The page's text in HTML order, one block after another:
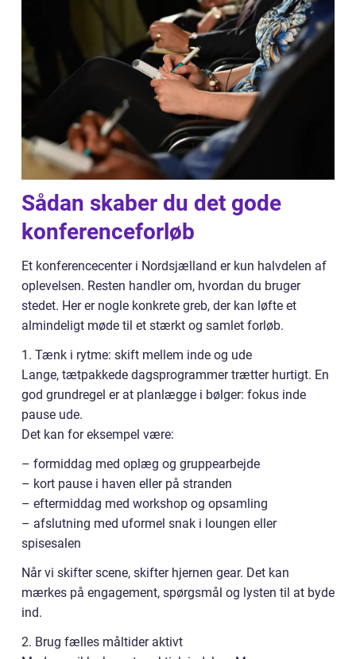
Sådan skaber du det gode
konferenceforløb
Et konferencecenter i Nordsjælland er kun halvdelen af
oplevelsen. Resten handler om, hvordan du bruger
stedet. Her er nogle konkrete greb, der kan løfte et
almindeligt møde til et stærkt og samlet forløb.
1. Tænk i rytme: skift mellem inde og ude
Lange, tætpakkede dagsprogrammer trætter hurtigt. En
god grundregel er at planlægge i bølger: fokus inde
pause ude.
Det kan for eksempel være:
– formiddag med oplæg og gruppearbejde
– kort pause i haven eller på stranden
– eftermiddag med workshop og opsamling
– afslutning med uformel snak i loungen eller
spisesalen
Når vi skifter scene, skifter hjernen gear. Det kan
mærkes på engagement, spørgsmål og lysten til at byde
ind.
2. Brug fælles måltider aktivt